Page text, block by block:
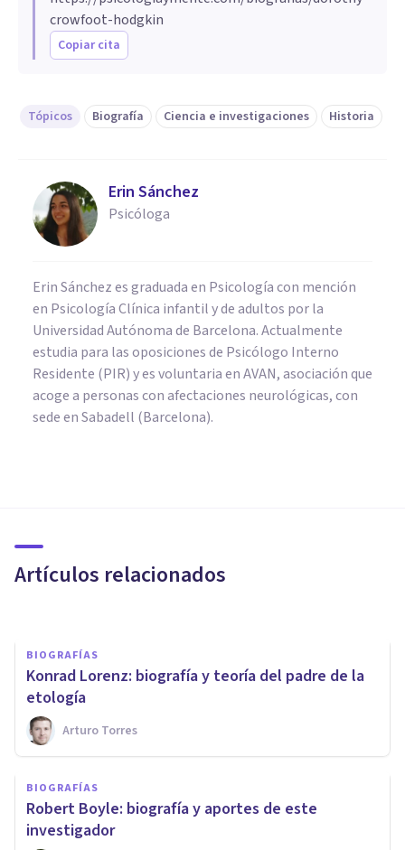
crowfoot-hodgkin
Copiar cita
Tópicos Biografía Ciencia e investigaciones Historia
Erin Sánchez
Psicóloga
Erin Sánchez es graduada en Psicología con mención
en Psicología Clínica infantil y de adultos por la
Universidad Autónoma de Barcelona. Actualmente
estudia para las oposiciones de Psicólogo Interno
Residente (PIR) y es voluntaria en AVAN, asociación que
acoge a personas con afectaciones neurológicas, con
sede en Sabadell (Barcelona).
Artículos relacionados
este físico británico
BIOGRAFÍAS
Konrad Lorenz: biografía y teoría del padre de la
etología
Arturo Torres
BIOGRAFÍAS
Robert Boyle: biografía y aportes de este
investigador
BIOGRAFÍAS
Amedeo Avogadro: biografía y
aportes de este físico y
químico italiano